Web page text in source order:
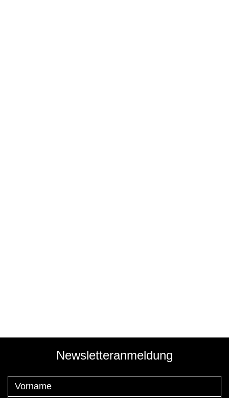
Newsletteranmeldung